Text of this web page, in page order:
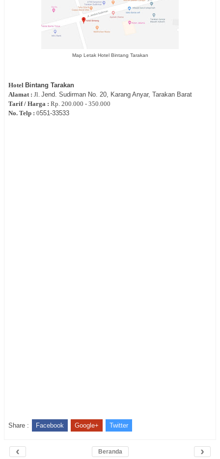
Map Letak Hotel Bintang Tarakan
Hotel Bintang Tarakan
Alamat : Jl. Jend. Sudirman No. 20, Karang Anyar, Tarakan Barat
Tarif / Harga : Rp. 200.000 - 350.000
No. Telp : 0551-33533
Share : Facebook Google+ Twitter
‹ ›
Beranda